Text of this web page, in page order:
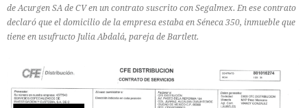
de Acurgen SA de CV en un contrato suscrito con Segalmex. En ese contrato
declaró que el domicilio de la empresa estaba en Séneca 350, inmueble que
tiene en usufructo Julia Abdalá, pareja de Bartlett.